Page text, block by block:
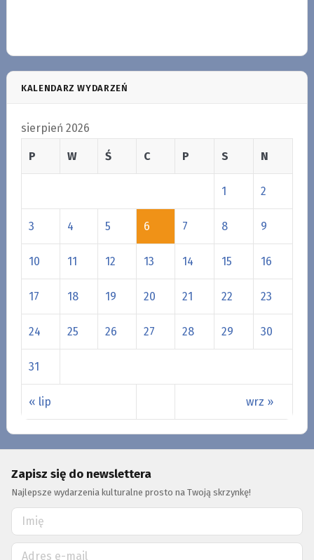
KALENDARZ WYDARZEŃ
sierpień 2026
P W Ś C P S N
« lip wrz »
1 2
3 4 5 6 7 8 9
10 11 12 13 14 15 16
17 18 19 20 21 22 23
24 25 26 27 28 29 30
31
Zapisz się do newslettera
Najlepsze wydarzenia kulturalne prosto na Twoją skrzynkę!